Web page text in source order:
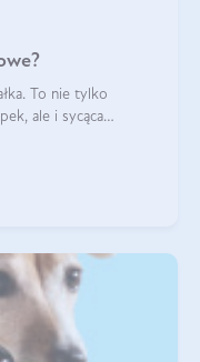
To nie tylko
ale i sycąca